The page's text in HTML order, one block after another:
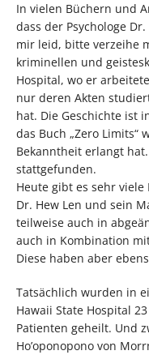
In vielen Büchern und
dass der Psychologe
mir leid, bitte verzeihe
kriminellen und
Hospital, wo er
nur deren Akten
hat. Die Geschichte ist
das Buch „Zero
Bekanntheit erlangt
stattgefunden.
Heute gibt es sehr
Dr. Hew Len und sein
teilweise auch in
auch in Kombination
Diese haben aber
Tatsächlich wurden in
Hawaii State Hospital
Patienten geheilt. Und
Ho’oponopono von